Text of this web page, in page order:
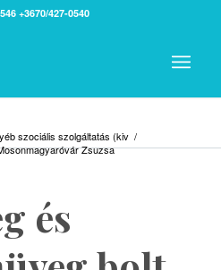
+3670/427-0540
szociális szolgáltatás (kiv /
Zsuzsa
és